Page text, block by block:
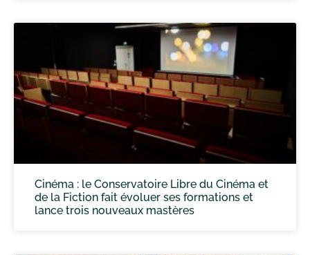
Cinéma : le Conservatoire Libre du Cinéma et
de la Fiction fait évoluer ses formations et
lance trois nouveaux mastères